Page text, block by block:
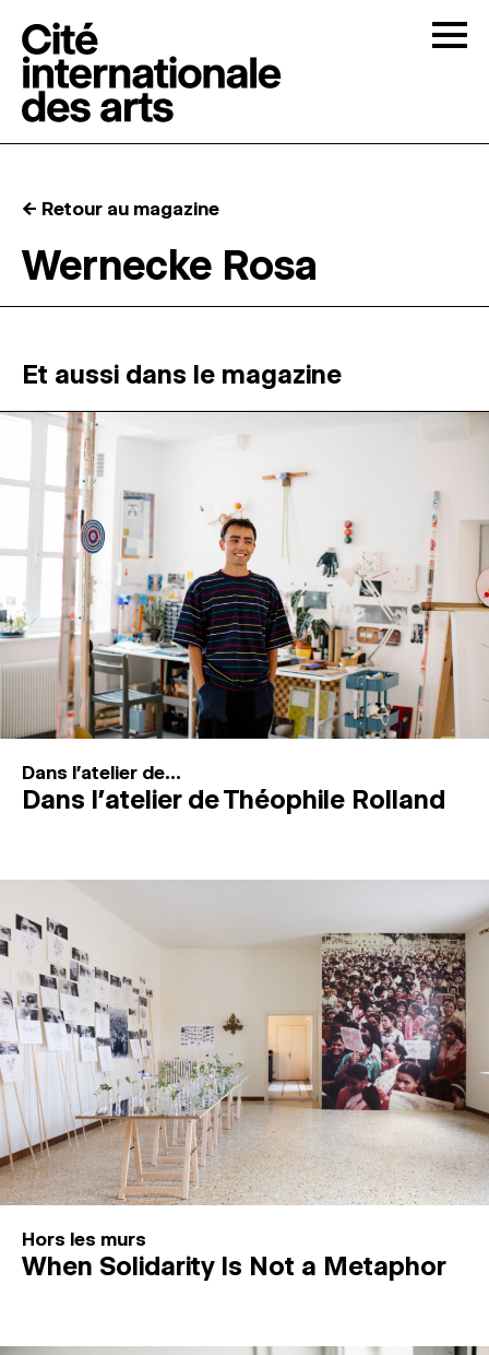
RÉSIDENCES ↓
ATELIERS OUVERTS
PROGRAMMATION
MAGAZINE
ESPACES DE PRATIQUE ARTISTIQUE ↓
Recherche
Connexion
← Retour au magazine
Wernecke Rosa
Et aussi dans le magazine
Dans l'atelier de...
Dans l’atelier de Théophile Rolland
Hors les murs
When Solidarity Is Not a Metaphor